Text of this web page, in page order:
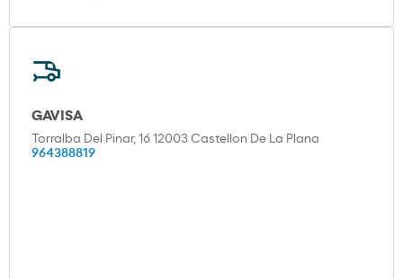
GAVISA
Torralba Del Pinar, 16 12003 Castellon De La Plana
964388819